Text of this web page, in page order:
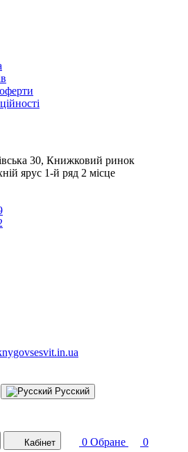
30, Книжковий ринок
ярус 1-й ряд 2 місце
Русский
Кабінет 0 Обране
0